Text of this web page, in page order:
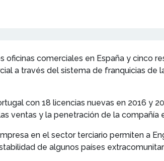
oficinas comerciales en España y cinco
a través del sistema de franquicias de
con 18 licencias nuevas en 2016 y
ventas y la penetración de la compañía
en el sector terciario permiten a
de algunos países